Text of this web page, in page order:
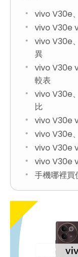
vivo V30e
vivo V30e
vivo V30e
異
vivo V30e
較表
vivo V30e
比
vivo V30e
vivo V30e
vivo V30e
vivo V30e
手機哪裡買